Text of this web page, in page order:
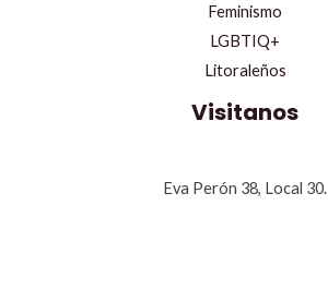
Feminismo
LGBTIQ+
Litoraleños
Visitanos
Eva Perón 38, Local 30.